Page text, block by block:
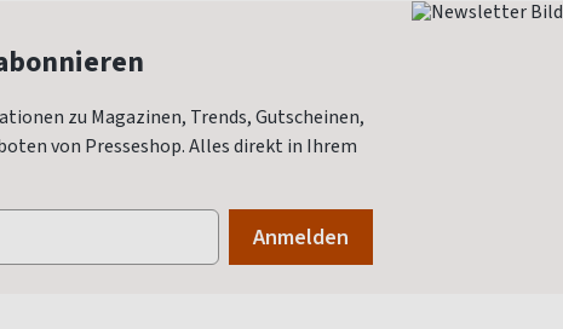
zu Magazinen, Trends, Gutscheinen,
von Presseshop. Alles direkt in Ihrem